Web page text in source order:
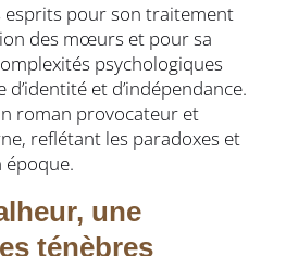
esprits pour son traitement
des mœurs et pour sa
psychologiques
d’identité et d’indépendance.
roman provocateur et
reflétant les paradoxes et
époque.
une
ténèbres